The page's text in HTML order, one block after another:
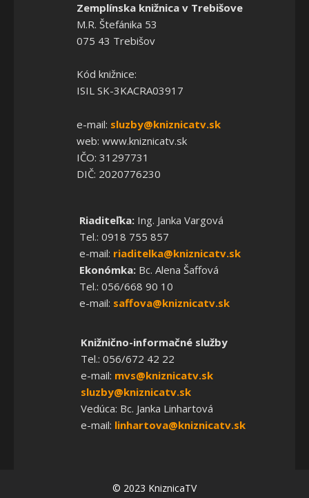
Zemplínska knižnica v Trebišove
M.R. Štefánika 53
075 43 Trebišov
Kód knižnice:
ISIL SK-3KACRA03917
e-mail: sluzby@kniznicatv.sk
web: www.kniznicatv.sk
IČO: 31297731
DIČ: 2020776230
Riaditeľka:Ing. Janka Vargová
Tel.: 0918 755 857
e-mail: riaditelka@kniznicatv.sk
Ekonómka:Bc. Alena Šaffová
Tel.: 056/668 90 10
e-mail: saffova@kniznicatv.sk
Knižnično-informačné služby
Tel.: 056/672 42 22
e-mail: mvs@kniznicatv.sk
sluzby@kniznicatv.sk
Vedúca: Bc. Janka Linhartová
e-mail: linhartova@kniznicatv.sk
© 2023 KniznicaTV